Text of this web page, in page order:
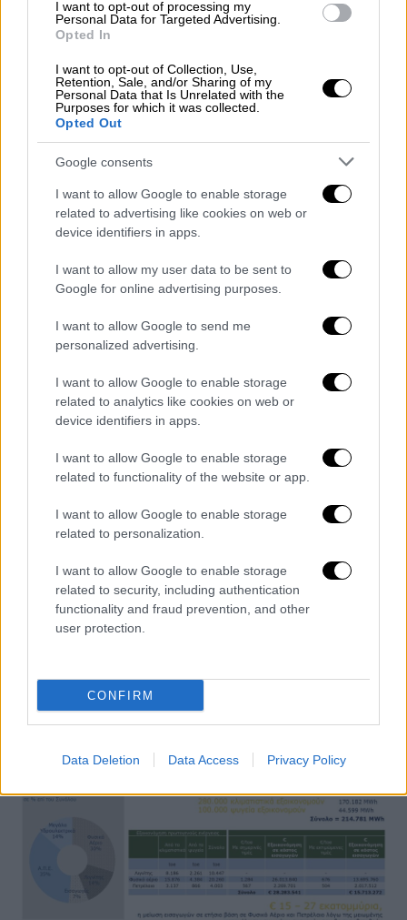
I want to opt-out of processing my
Personal Data for Targeted Advertising.
Opted In
I want to opt-out of Collection, Use,
Retention, Sale, and/or Sharing of my
Personal Data that Is Unrelated with the
Purposes for which it was collected.
Opted Out
Google consents
I want to allow Google to enable storage
related to advertising like cookies on web or
device identifiers in apps.
I want to allow my user data to be sent to
Google for online advertising purposes.
I want to allow Google to send me
personalized advertising.
I want to allow Google to enable storage
related to analytics like cookies on web or
device identifiers in apps.
I want to allow Google to enable storage
related to functionality of the website or app.
I want to allow Google to enable storage
related to personalization.
I want to allow Google to enable storage
related to security, including authentication
functionality and fraud prevention, and other
user protection.
CONFIRM
Data Deletion Data Access Privacy Policy
Πίνακας - Κλίμακες Επιδότησης
45% εκτιμώμενος Μ.Ο. Επιδότησης
προγράμματος
Χρήσιμες πληροφορίες
Τα ποσά ξεκινούν από 135 ευρώ και θα
φθάνουν τα 710 ευρώ
Όσοι δεν επιλεγούν λόγω κριτηρίων, θα
παραμείνουν επιλαχόντες
Θα επιδοτηθούν από 30% έως 50% τα
Η αντικατάσταση αφορά έως δύο
κλιματιστικά, και ένα ψυγείο ή
Η πλατφόρμα θα κλείσει στις 5 Ιουλίου
Οι αγορές ηλεκτρικών συσκευών
μπορούν να γίνουν έως 16 Σεπτεμβρίου
Οι ωφελούμενοι δεν θα λάβουν χρήματα
Κάθε ωφελούμενος μπορεί να λάβει έως
τρία κουπόνια
Το πρόγραμμα αγορά μόνο νοικοκυριά
Γιατί Αντικατάσταση και Ανακύκλωση
Ενεργοβόρων Ηλεκτρικών Συσκευών;